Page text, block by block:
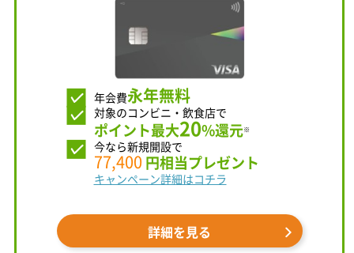
年会費永年無料
対象のコンビニ・飲食店で
ポイント最大20%還元※
今なら新規開設で
77,400 円相当プレゼント
キャンペーン詳細はコチラ
詳細を見る